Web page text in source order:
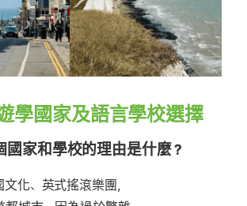
學國家及語言學校選擇
國家和學校的理由是什麼？
化、英式搖滾樂團，